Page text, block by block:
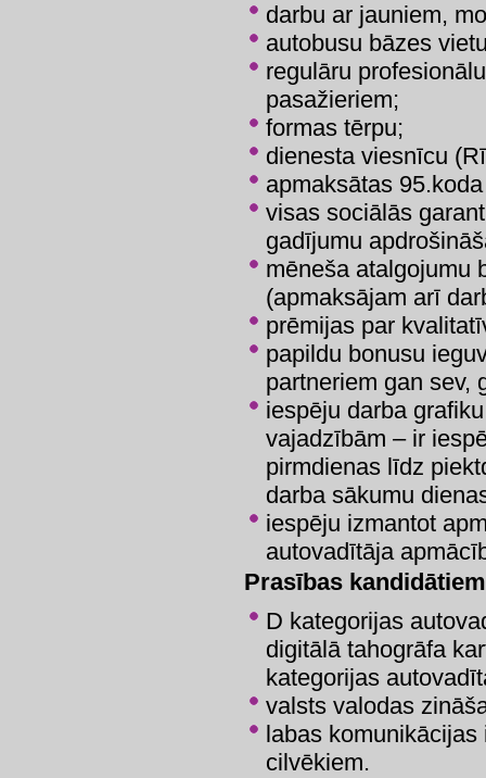
darbu ar jauniem,
autobusu bāzes
regulāru
pasažieriem;
formas tērpu;
dienesta viesnīcu
apmaksātas
visas sociālās
gadījumu
mēneša atalgojumu
(apmaksājam arī
prēmijas par
papildu bonusu
partneriem gan sev,
iespēju darba
vajadzībām – ir
pirmdienas līdz
darba sākumu
iespēju izmantot
autovadītāja
Prasības
D kategorijas
digitālā tahogrāfa
kategorijas
valsts valodas
labas
cilvēkiem.